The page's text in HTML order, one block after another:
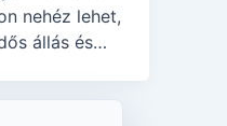
nehéz lehet,
állás és